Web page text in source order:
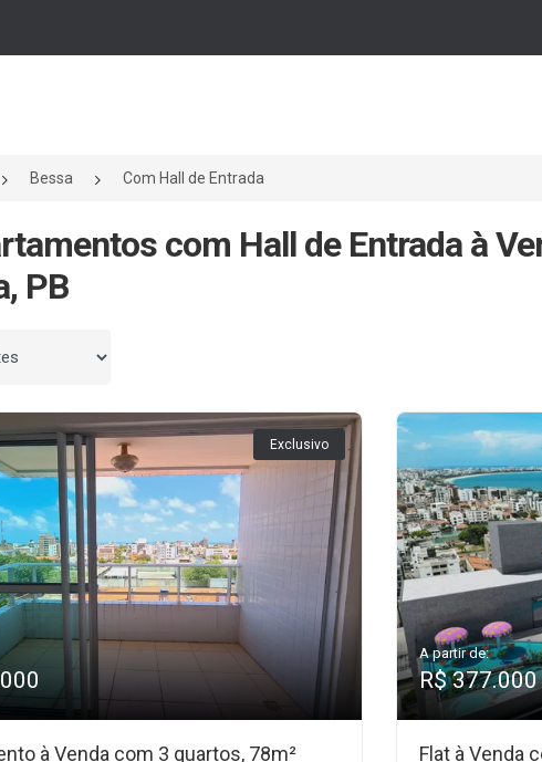
Bessa Com Hall de Entrada
com Hall de Entrada à
PB
Exclusivo
à Venda com 3 quartos, 78m²
A partir de:
R$ 377.000
Flat à Venda